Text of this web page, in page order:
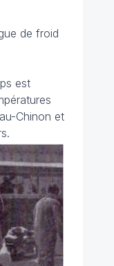
de froid
est
Chinon et